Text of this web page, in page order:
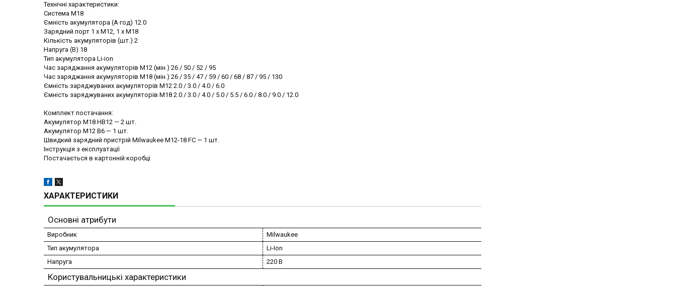
Технічні характеристики:
Система M18
Ємність акумулятора (А·год) 12.0
Зарядний порт 1 x M12, 1 x M18
Кількість акумуляторів (шт.) 2
Напруга (В) 18
Тип акумулятора Li-ion
Час заряджання акумуляторів M12 (мін.) 26 / 50 / 52 / 95
Час заряджання акумуляторів M18 (мін.) 26 / 35 / 47 / 59 / 60 / 68 / 87 / 95 / 130
Ємність заряджуваних акумуляторів M12 2.0 / 3.0 / 4.0 / 6.0
Ємність заряджуваних акумуляторів M18 2.0 / 3.0 / 4.0 / 5.0 / 5.5 / 6.0 / 8.0 / 9.0 / 12.0
Комплект постачання:
Акумулятор M18 HB12 — 2 шт.
Акумулятор M12 B6 — 1 шт.
Швидкий зарядний пристрій Milwaukee M12-18 FC — 1 шт.
Інструкція з експлуатації
Постачається в картонній коробці
ХАРАКТЕРИСТИКИ
Основні атрибути
Виробник
Milwaukee
Тип акумулятора
Li-Ion
Напруга
220 В
Користувальницькі характеристики